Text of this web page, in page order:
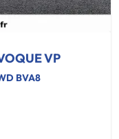
VP
BVA8